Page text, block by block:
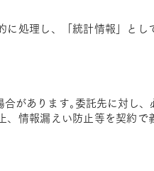
処理し、「統計情報」と
があります｡委託先に対し
情報漏えい防止等を契約で